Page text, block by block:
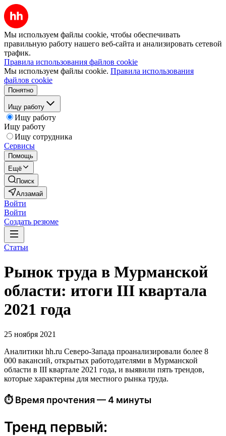
Мы используем файлы cookie, чтобы обеспечивать
правильную работу нашего веб-сайта и анализировать сетевой
трафик.
Правила использования файлов cookie
Мы используем файлы cookie. Правила использования
файлов cookie
Понятно
Ищу работу
Ищу работу
Ищу работу
Ищу сотрудника
Сервисы
Помощь
Ещё
Поиск
Алзамай
Войти
Войти
Создать резюме
Статьи
Рынок труда в Мурманской
области: итоги III квартала
2021 года
25 ноября 2021
Аналитики hh.ru Северо-Запада проанализировали более 8
000 вакансий, открытых работодателями в Мурманской
области в III квартале 2021 года, и выявили пять трендов,
которые характерны для местного рынка труда.
⏱ Время прочтения — 4 минуты
Тренд первый: